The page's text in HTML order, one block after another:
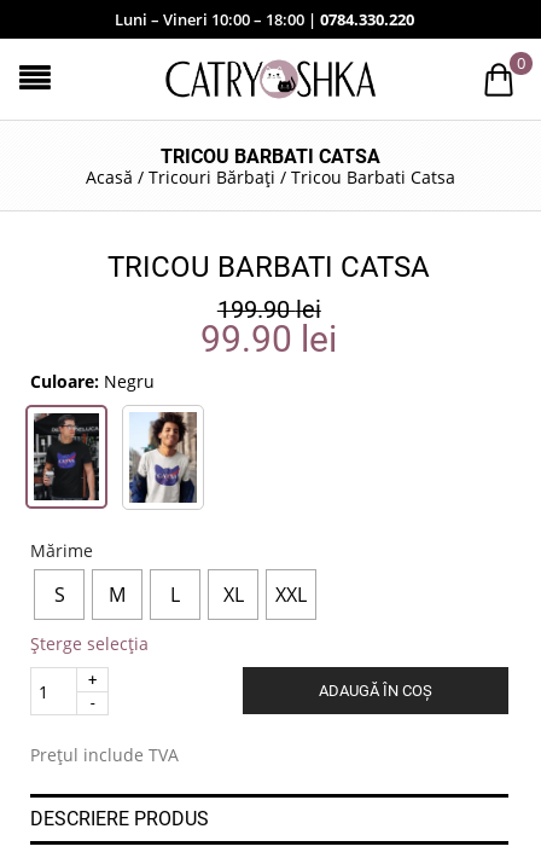
Luni – Vineri 10:00 – 18:00 | 0784.330.220
0
TRICOU BARBATI CATSA
Acasă / Tricouri Bărbați / Tricou Barbati Catsa
TRICOU BARBATI CATSA
199.90lei
99.90 lei
Culoare: Negru
Mărime
S M L XL XXL
Șterge selecția
Quantity
ADAUGĂ ÎN COȘ
Prețul include TVA
DESCRIERE PRODUS